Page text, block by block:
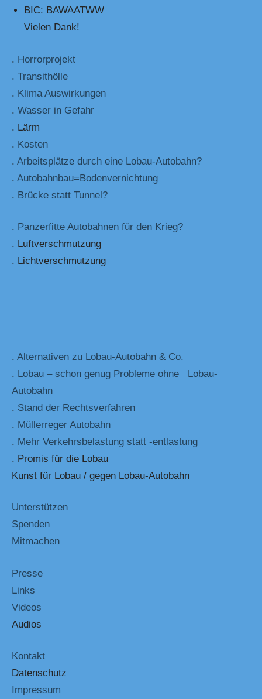
BIC: BAWAATWW
Vielen Dank!
. Horrorprojekt
. Transithölle
. Klima Auswirkungen
. Wasser in Gefahr
. Lärm
. Kosten
. Arbeitsplätze durch eine Lobau-Autobahn?
. Autobahnbau=Bodenvernichtung
. Brücke statt Tunnel?
. Panzerfitte Autobahnen für den Krieg?
. Luftverschmutzung
. Lichtverschmutzung
. Alternativen zu Lobau-Autobahn & Co.
. Lobau – schon genug Probleme ohne Lobau-
Autobahn
. Stand der Rechtsverfahren
. Müllerreger Autobahn
. Mehr Verkehrsbelastung statt -entlastung
. Promis für die Lobau
Kunst für Lobau / gegen Lobau-Autobahn
Unterstützen
Spenden
Mitmachen
Presse
Links
Videos
Audios
Kontakt
Datenschutz
Impressum